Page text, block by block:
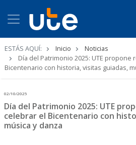
ESTÁS AQUÍ: Inicio
Noticias
Día del Patrimonio 2025: UTE
Bicentenario con historia, visitas guiadas,
02/10/2025
Día del Patrimonio 2025: UTE
celebrar el Bicentenario con
música y danza